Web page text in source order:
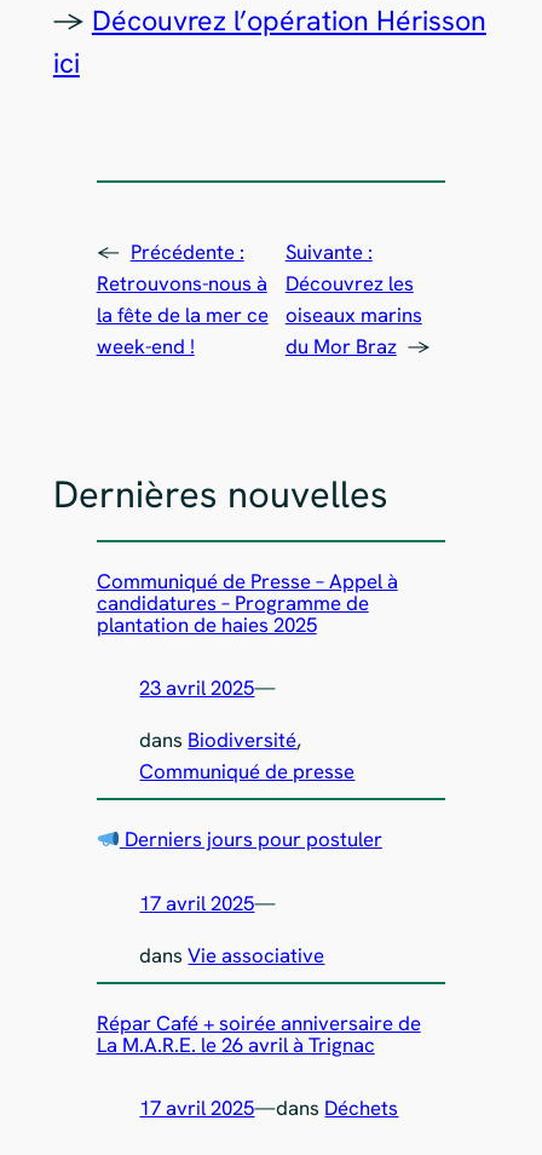
-> Découvrez l’opération Hérisson
ici
← Précédente :
Retrouvons-nous à
la fête de la mer ce
week-end !
Suivante :
Découvrez les
oiseaux marins
du Mor Braz →
Dernières nouvelles
Communiqué de Presse – Appel à
candidatures – Programme de
plantation de haies 2025
23 avril 2025—
dans Biodiversité
Communiqué de presse
Derniers jours pour postuler
17 avril 2025—
dansVie associative
Répar Café + soirée anniversaire de
La M.A.R.E. le 26 avril à Trignac
17 avril 2025—dans Déchets